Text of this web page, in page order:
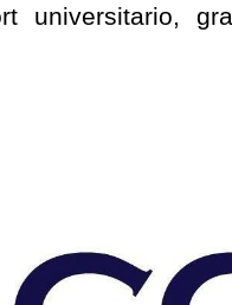
universitario,